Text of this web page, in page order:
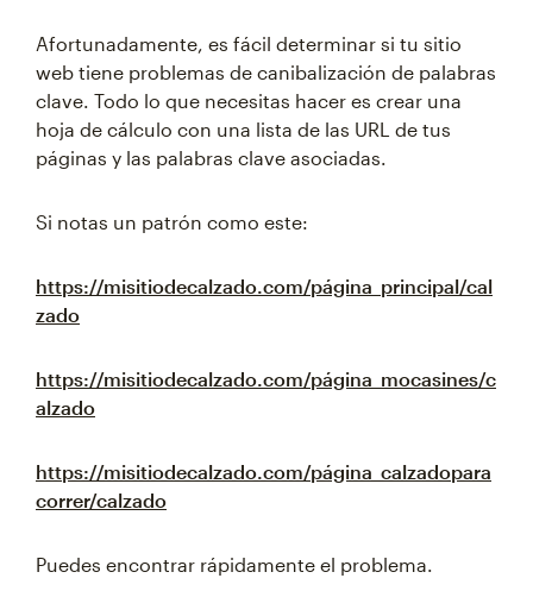
Afortunadamente, es fácil determinar si tu sitio
web tiene problemas de canibalización de palabras
clave. Todo lo que necesitas hacer es crear una
hoja de cálculo con una lista de las URL de tus
páginas y las palabras clave asociadas.
Si notas un patrón como este:
https://misitiodecalzado.com/página_principal/cal
zado
https://misitiodecalzado.com/página_mocasines/c
alzado
https://misitiodecalzado.com/página_calzadopara
correr/calzado
Puedes encontrar rápidamente el problema.